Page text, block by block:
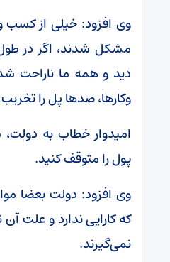
وی افزود: خیلی از کسب
مشکل شدند، اگر در
دید و همه ما ناراحت
وکارها، صد‌ها پل را
امیدوار خطاب به
پول را متوقف کنید.
وی افزود: دولت بعضا
که کارایی ندارد و علت
نمی‌گیرند.